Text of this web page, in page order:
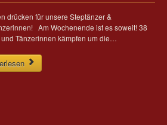
drücken für unsere Steptänzer &
Am Wochenende ist es soweit! 38
und Tänzerinnen kämpfen um die…